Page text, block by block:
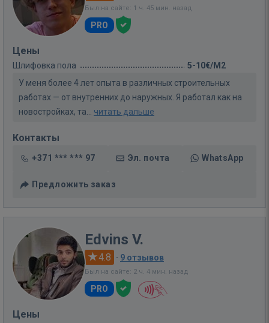
Был на сайте: 1 ч. 45 мин. назад
PRO
Цены
Шлифовка пола
5-10€/M2
У меня более 4 лет опыта в различных строительных
работах — от внутренних до наружных. Я работал как на
новостройках, та... читать дальше
Контакты
+371 *** *** 97 Эл. почта WhatsApp
Предложить заказ
Edvins V.
4.8 · 9 отзывов
Был на сайте: 2 ч. 4 мин. назад
PRO
Цены